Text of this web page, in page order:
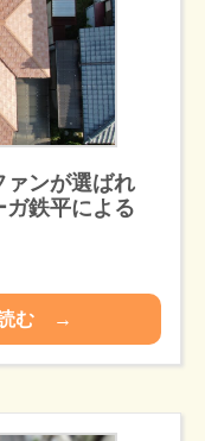
ァンが選ばれ
鉄平による
読む →